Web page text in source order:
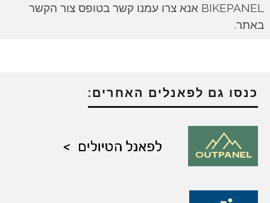
BIKEPANEL אנא צרו עמנו קשר בטופס צור הקשר
באתר.
כנסו גם לפאנלים האחרים: